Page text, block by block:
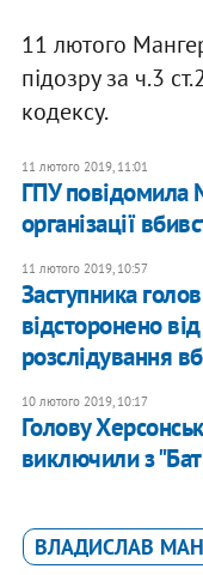
11 лютого
підозру за ч.3
кодексу.
11 лютого 2019, 11:01
ГПУ повідомила
організації
11 лютого 2019, 10:57
Заступника
відсторонено
розслідування
10 лютого 2019, 10:17
Голову
виключили з
ВЛАДИСЛАВ